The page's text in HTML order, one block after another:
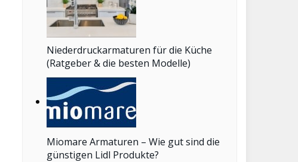
Niederdruckarmaturen für die Küche
(Ratgeber & die besten Modelle)
Miomare Armaturen – Wie gut sind die
günstigen Lidl Produkte?